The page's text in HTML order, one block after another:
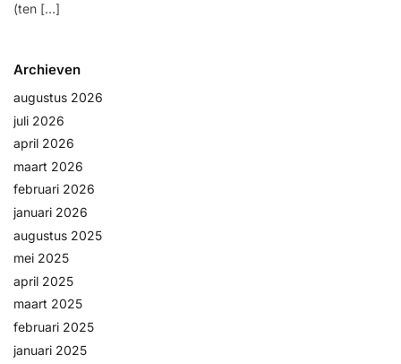
Merken
Outlet
Help &
service
(ten […]
Archieven
augustus 2026
juli 2026
april 2026
maart 2026
februari 2026
januari 2026
augustus 2025
mei 2025
april 2025
maart 2025
februari 2025
januari 2025